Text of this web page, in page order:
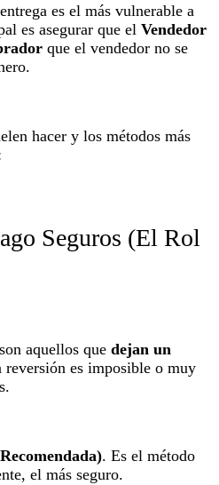
es el más vulnerable a
es asegurar que el Vendedor
que el vendedor no se
hacer y los métodos más
Seguros (El Rol
aquellos que dejan un
reversión es imposible o muy
. Es el método
el más seguro.